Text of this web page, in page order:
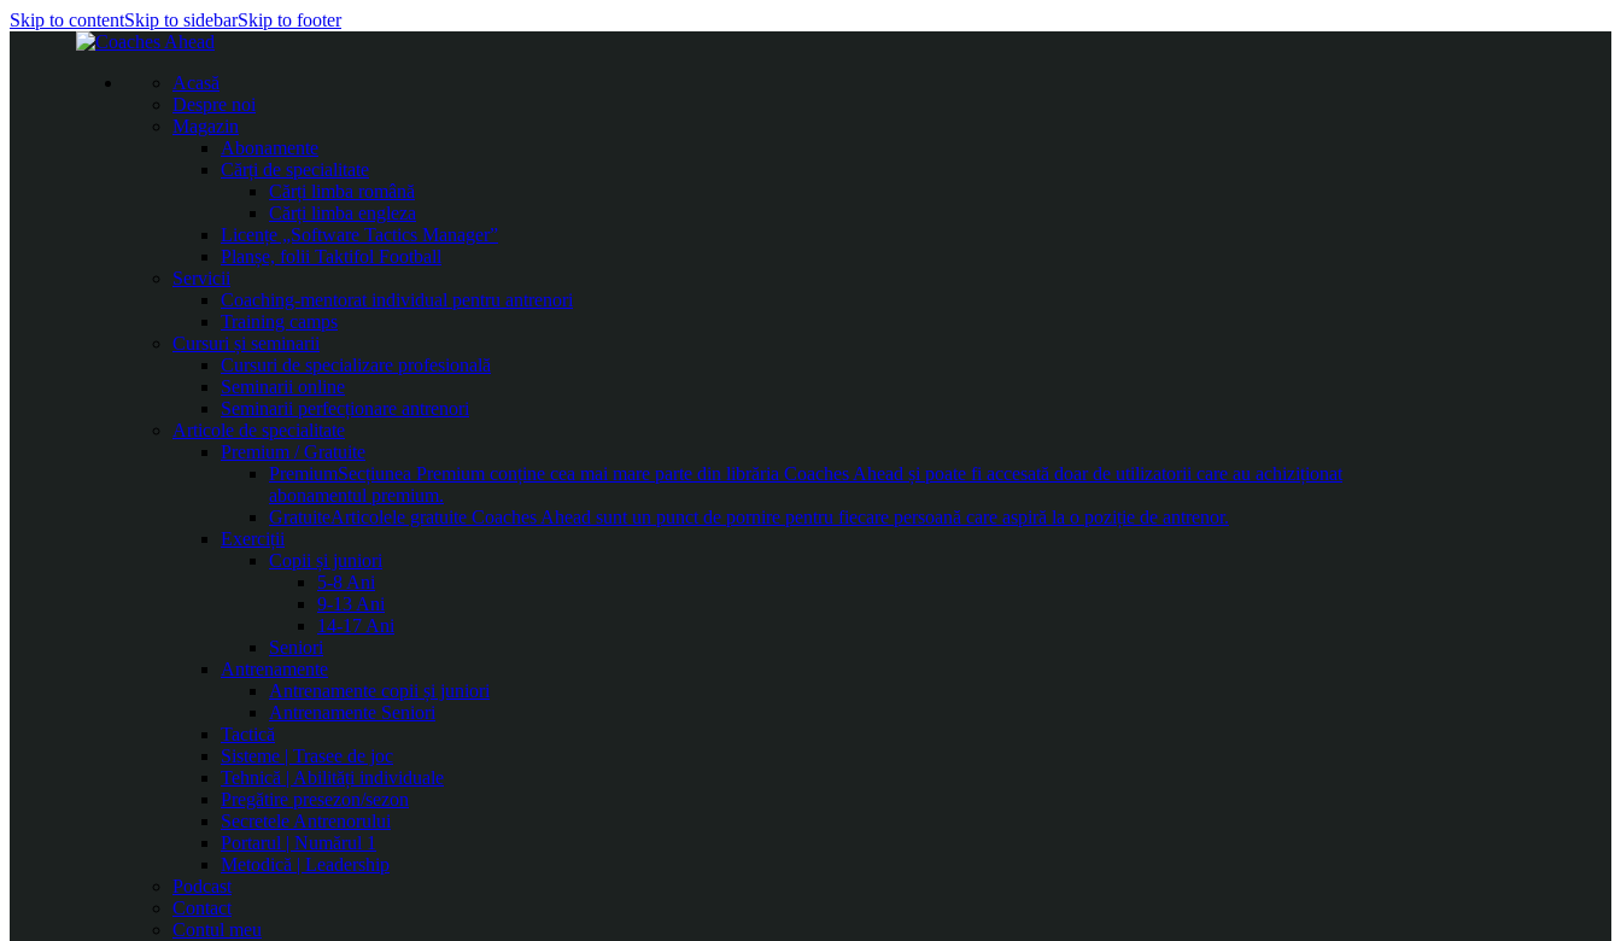
Skip to contentSkip to sidebarSkip to footer
Acasă
Despre noi
Magazin
Abonamente
Cărți de specialitate
Cărți limba română
Cărți limba engleza
Licențe „Software Tactics Manager”
Planșe, folii Taktifol Football
Servicii
Coaching-mentorat individual pentru antrenori
Training camps
Cursuri și seminarii
Cursuri de specializare profesională
Seminarii online
Seminarii perfecționare antrenori
Articole de specialitate
Premium / Gratuite
PremiumSecțiunea Premium conține cea mai mare parte din librăria Coaches Ahead și poate fi accesată doar de utilizatorii care au achiziționat
abonamentul premium.
GratuiteArticolele gratuite Coaches Ahead sunt un punct de pornire pentru fiecare persoană care aspiră la o poziție de antrenor.
Exerciții
Copii și juniori
5-8 Ani
9-13 Ani
14-17 Ani
Seniori
Antrenamente
Antrenamente copii și juniori
Antrenamente Seniori
Tactică
Sisteme | Trasee de joc
Tehnică | Abilități individuale
Pregătire presezon/sezon
Secretele Antrenorului
Portarul | Numărul 1
Metodică | Leadership
Podcast
Contact
Contul meu